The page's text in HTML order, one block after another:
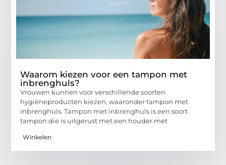
Waarom kiezen voor een tampon met
inbrenghuls?
Vrouwen kunnen voor verschillende soorten
hygiëneproducten kiezen, waaronder tampon met
inbrenghuls. Tampon met inbrenghuls is een soort
tampon die is uitgerust met een houder met
Winkelen